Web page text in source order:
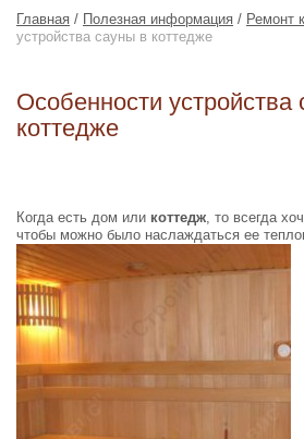
Главная / Полезная информация / Ремонт
устройства сауны в коттедже
Особенности устройства
коттедже
Когда есть дом или коттедж, то всегда
чтобы можно было наслаждаться ее